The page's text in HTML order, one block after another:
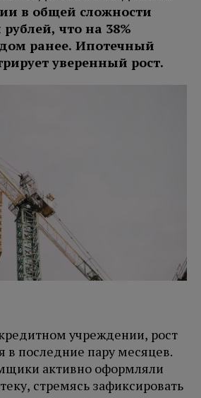
в общей сложности
что на 38%
ранее. Ипотечный
уверенный рост.
учреждении, рост
в последние пару месяцев.
активно оформляли
стремясь зафиксировать